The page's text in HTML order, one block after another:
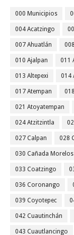
000 Municipios
004 Acatzingo
007 Ahuatlán
010 Ajalpan 011
013 Altepexi 014
017 Atempan
021 Atoyatempan
024 Atzitzintla
027 Calpan 028
030 Cañada Morelos
033 Coatzingo
036 Coronango
039 Coyotepec
042 Cuautinchán
043 Cuautlancingo